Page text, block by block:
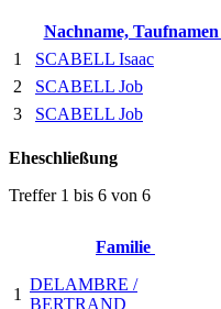
Nachname, Taufnamen
1
SCABELL Isaac
2
SCABELL Job
3
SCABELL Job
Eheschließung
Treffer 1 bis 6 von 6
Familie
1
DELAMBRE /
BERTRAND